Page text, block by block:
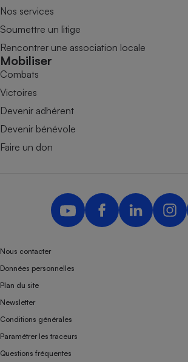
Nos services
Soumettre un litige
Rencontrer une association locale
Mobiliser
Combats
Victoires
Devenir adhérent
Devenir bénévole
Faire un don
Nous contacter
Données personnelles
Plan du site
Newsletter
Conditions générales
Paramétrer les traceurs
Questions fréquentes